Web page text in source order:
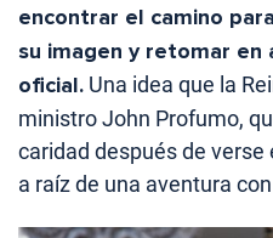
encontrar el camino
su imagen y retomar
oficial. Una idea que la
ministro John Profumo,
caridad después de
a raíz de una aventura